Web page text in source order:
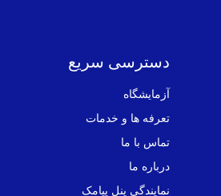
دسترسی سریع
آزمایشگاه
تعرفه ها و خدمات
تماس با ما
درباره ما
نمایندگی پنل پیامک